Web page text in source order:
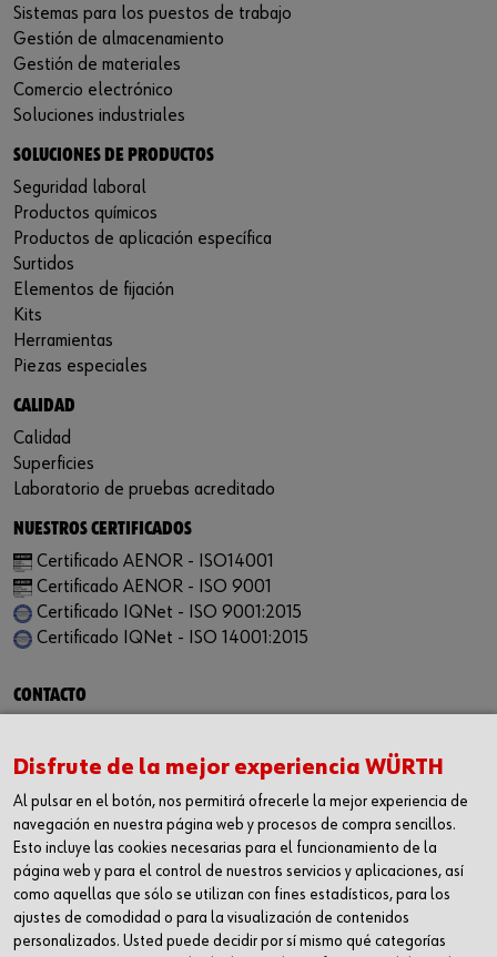
Sistemas para los puestos de trabajo
Gestión de almacenamiento
Gestión de materiales
Comercio electrónico
Soluciones industriales
SOLUCIONES DE PRODUCTOS
Seguridad laboral
Productos químicos
Productos de aplicación específica
Surtidos
Elementos de fijación
Kits
Herramientas
Piezas especiales
CALIDAD
Calidad
Superficies
Laboratorio de pruebas acreditado
NUESTROS CERTIFICADOS
Certificado AENOR - ISO14001
Certificado AENOR - ISO 9001
Certificado IQNet - ISO 9001:2015
Certificado IQNet - ISO 14001:2015
CONTACTO
Carrer dels Joiers, 21
08184 Palau-solità i Plegamans
Barcelona
Inc. Reg. Merc. de Barcelona
Tomo 31268
Folio 81
Hoja B-192462 Incscrip. 1a
CIF – A61818670
Disfrute de la mejor experiencia WÜRTH
Al pulsar en el botón, nos permitirá ofrecerle la mejor experiencia de
navegación en nuestra página web y procesos de compra sencillos.
Esto incluye las cookies necesarias para el funcionamiento de la
página web y para el control de nuestros servicios y aplicaciones, así
como aquellas que sólo se utilizan con fines estadísticos, para los
ajustes de comodidad o para la visualización de contenidos
personalizados. Usted puede decidir por sí mismo qué categorías